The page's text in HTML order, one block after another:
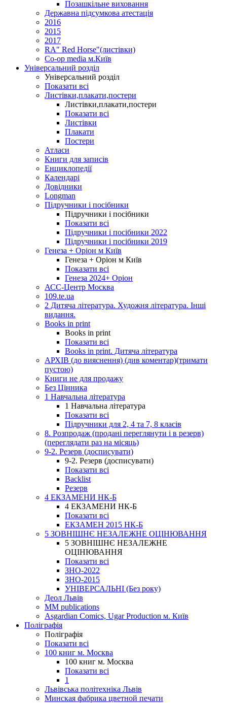
Позашкільне виховання
Державна підсумкова атестація
2016
2015
2017
RA" Red Horse"(листівки)
Co-op media м.Київ
Універсальний розділ
Універсальний розділ
Показати всі
Листівки,плакати,постери
Листівки,плакати,постери
Показати всі
Листівки
Плакати
Постери
Атласи
Книги для записів
Енциклопедії
Календарі
Довідники
Longman
Підручники і посібники
Підручники і посібники
Показати всі
Підручники і посібники 2022
Підручники і посібники 2019
Генеза + Оріон м Київ
Генеза + Оріон м Київ
Показати всі
Генеза 2024+ Оріон
АСС-Центр Москва
109.te.ua
2 Дитяча література. Художня література. Інші
видання.
Books in print
Books in print
Показати всі
Books in print. Дитяча література
АРХІВ (до вияснення) (див коментар)(тримати
пустою)
Книги не для продажу
Без Цінника
1 Навчальна література
1 Навчальна література
Показати всі
Підручники для 2, 4 та 7, 8 класів
8. Розпродаж (продані переглянути і в резерв)
(переглядати раз на місяць)
9-2. Резерв (досписувати)
9-2. Резерв (досписувати)
Показати всі
Backlist
Резерв
4 ЕКЗАМЕНИ НК-Б
4 ЕКЗАМЕНИ НК-Б
Показати всі
ЕКЗАМЕН 2015 НК-Б
5 ЗОВНІШНЄ НЕЗАЛЕЖНЕ ОЦІНЮВАННЯ
5 ЗОВНІШНЄ НЕЗАЛЕЖНЕ
ОЦІНЮВАННЯ
Показати всі
ЗНО-2022
ЗНО-2015
УНІВЕРСАЛЬНІ (Без року)
Деол Львів
MM publications
Asgardian Comics, Ugar Production м. Київ
Поліграфія
Поліграфія
Показати всі
100 книг м. Москва
100 книг м. Москва
Показати всі
1
Львівська політехніка Львів
Минская фабрика цветной печати